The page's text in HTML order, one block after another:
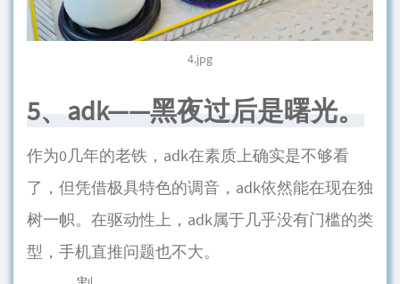
4.jpg
5、adk——黑夜过后是曙光。
作为0几年的老铁，adk在素质上确实是不够看
了，但凭借极具特色的调音，adk依然能在现在独
树一帜。在驱动性上，adk属于几乎没有门槛的类
型，手机直推问题也不大。